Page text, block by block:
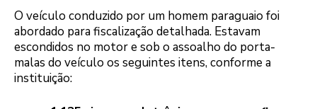
O veículo conduzido por um homem paraguaio foi
abordado para fiscalização detalhada. Estavam
escondidos no motor e sob o assoalho do porta-
malas do veículo os seguintes itens, conforme a
instituição: